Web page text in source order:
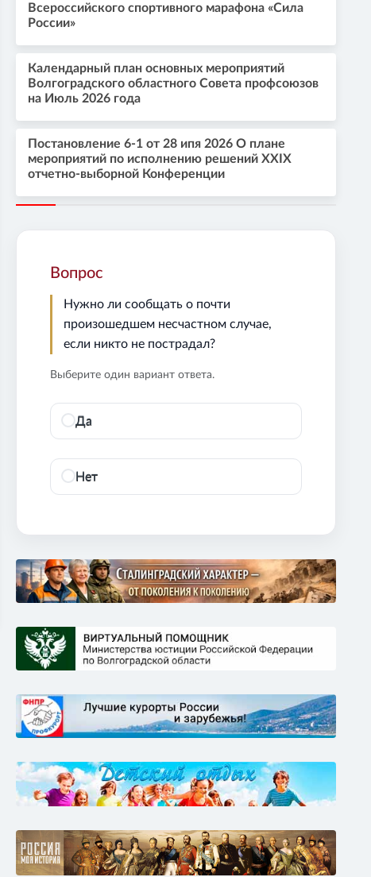
Всероссийского спортивного марафона «Сила
России»
Календарный план основных мероприятий
Волгоградского областного Совета профсоюзов
на Июль 2026 года
Постановление 6-1 от 28 ипя 2026 О плане
мероприятий по исполнению решений XXIX
отчетно-выборной Конференции
Вопрос
Нужно ли сообщать о почти
произошедшем несчастном случае,
если никто не пострадал?
Выберите один вариант ответа.
Да
Нет